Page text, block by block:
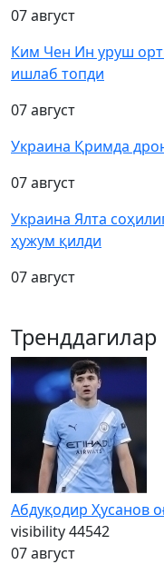
07 август
Ким Чен Ин уруш
ишлаб топди
07 август
Украина Қримда
07 август
Украина Ялта
ҳужум қилди
07 август
Тренддагилар
Абдуқодир Ҳусанов
visibility44542
07 август